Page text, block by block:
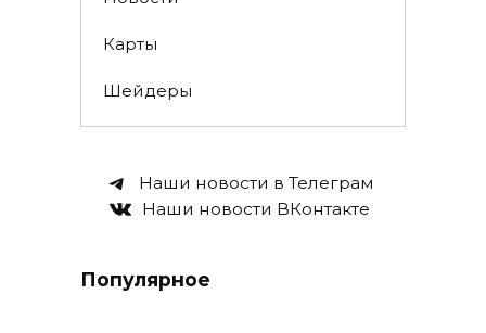
Карты
Шейдеры
Наши новости в Телеграм
Наши новости ВКонтакте
Популярное